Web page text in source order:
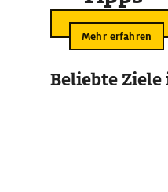
Mehr erfahren
Beliebte